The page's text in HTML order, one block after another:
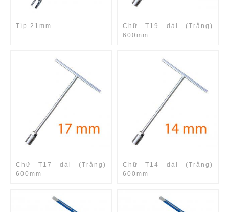
Típ 21mm
Chữ T19 dài (Trắng)
600mm
Chữ T17 dài (Trắng)
600mm
Chữ T14 dài (Trắng)
600mm